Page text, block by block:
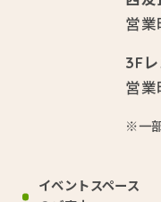
営業
3F
営業
※一
イベントスペース